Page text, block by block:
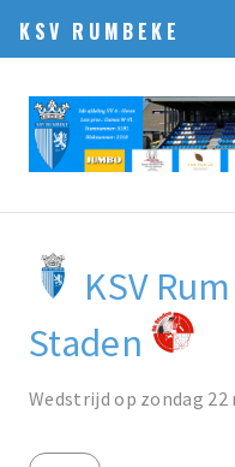
KSV RUMBEKE
KSV
Staden
Wedstrijd op zondag 22